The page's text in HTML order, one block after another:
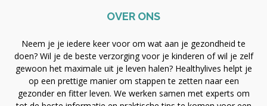
OVER ONS
Neem je je iedere keer voor om wat aan je gezondheid te
doen? Wil je de beste verzorging voor je kinderen of wil je zelf
gewoon het maximale uit je leven halen? Healthylives helpt je
op een prettige manier om stappen te zetten naar een
gezonder en fitter leven. We werken samen met experts om